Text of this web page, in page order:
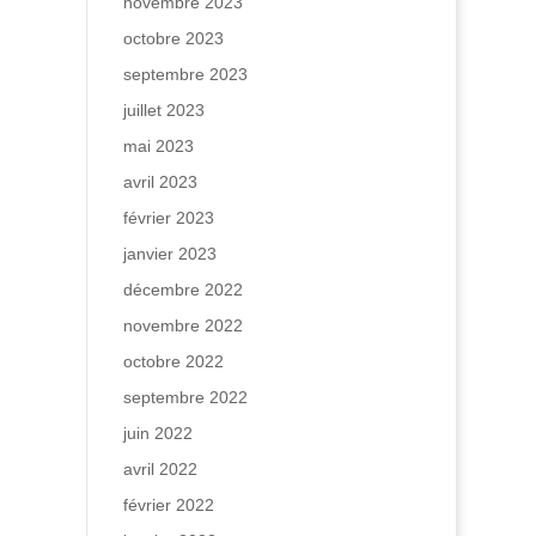
octobre 2023
septembre 2023
juillet 2023
mai 2023
avril 2023
février 2023
janvier 2023
décembre 2022
novembre 2022
octobre 2022
septembre 2022
juin 2022
avril 2022
février 2022